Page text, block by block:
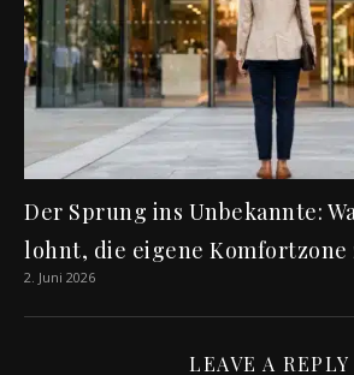
Der Sprung ins Unbekannte:
lohnt, die eigene Komfortzone
2. Juni 2026
LEAVE A REPLY